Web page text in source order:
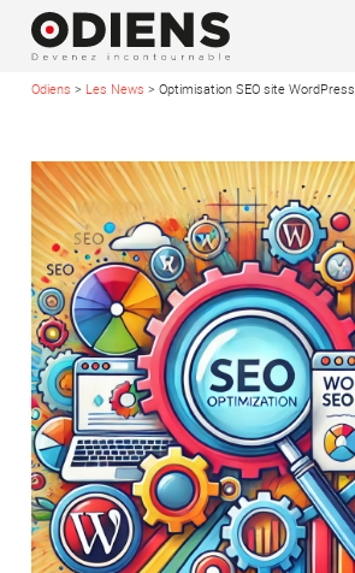
Odiens > Les News >Optimisation SEO site WordPress